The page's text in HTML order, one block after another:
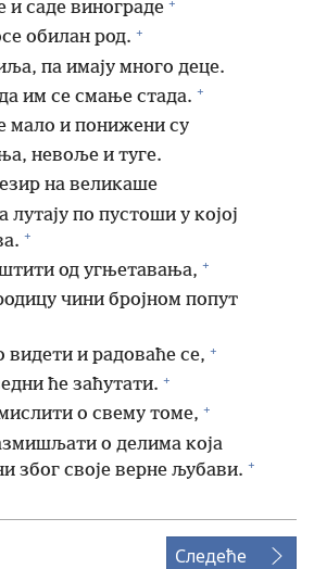
и саде винограде
обилан род. +
па имају много деце.
им се смање стада. +
мало и понижени су
невоље и туге.
на великаше
лутају по пустоши у којој
+
од угњетавања, +
чини бројном попут
видети и радоваће се, +
ће заћутати. +
о свему томе, +
о делима која
због своје верне љубави. +
Следеће